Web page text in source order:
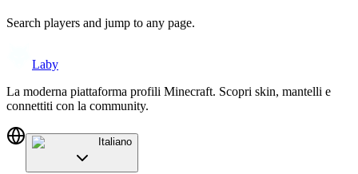
Search players and jump to any page.
Laby
La moderna piattaforma profili Minecraft. Scopri skin, mantelli e
connettiti con la community.
Italiano